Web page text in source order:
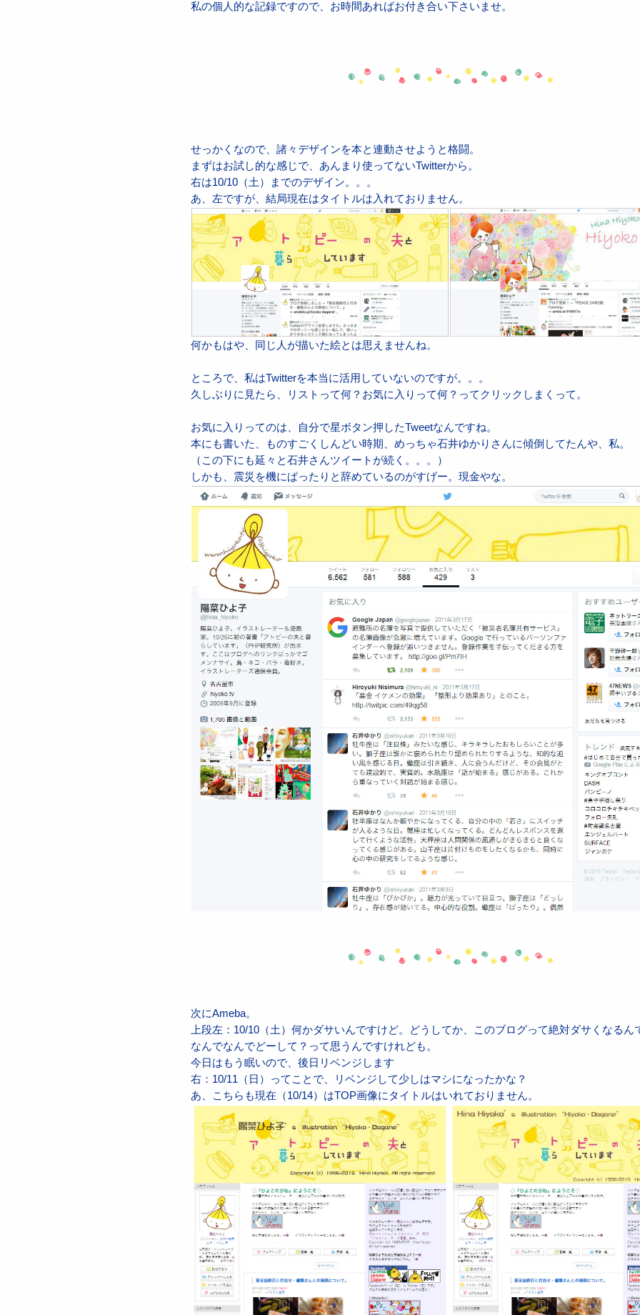
私の個人的な記録ですので、お時間あればお付き合い下さいませ。
せっかくなので、諸々デザインを本と連動させようと格闘。
まずはお試し的な感じで、あんまり使ってないTwitterから。
右は10/10（土）までのデザイン。。。
あ、左ですが、結局現在はタイトルは入れておりません。
何かもはや、同じ人が描いた絵とは思えませんね。
ところで、私はTwitterを本当に活用していないのですが。。。
久しぶりに見たら、リストって何？お気に入りって何？ってクリックしまくって。
お気に入りってのは、自分で星ボタン押したTweetなんですね。
本にも書いた、ものすごくしんどい時期、めっちゃ石井ゆかりさんに傾倒してたんや、私。
（この下にも延々と石井さんツイートが続く。。。）
しかも、震災を機にぱったりと辞めているのがすげー。現金やな。
次にAmeba。
上段左：10/10（土）何かダサいんですけど。どうしてか、このブログって絶対ダサくなるん
なんでなんでどーして？って思うんですけれども。
今日はもう眠いので、後日リベンジします
右：10/11（日）ってことで、リベンジして少しはマシになったかな？
あ、こちらも現在（10/14）はTOP画像にタイトルはいれておりません。